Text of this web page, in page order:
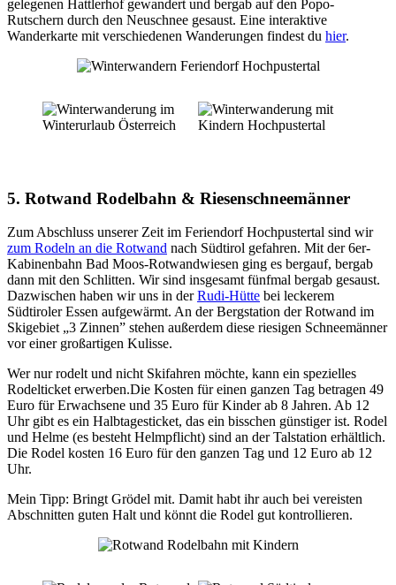
gelegenen Hattlerhof gewandert und bergab auf den Popo-
Rutschern durch den Neuschnee gesaust. Eine interaktive
Wanderkarte mit verschiedenen Wanderungen findest du hier.
5. Rotwand Rodelbahn & Riesenschneemänner
Zum Abschluss unserer Zeit im Feriendorf Hochpustertal sind wir
zum Rodeln an die Rotwand nach Südtirol gefahren. Mit der 6er-
Kabinenbahn Bad Moos-Rotwandwiesen ging es bergauf, bergab
dann mit den Schlitten. Wir sind insgesamt fünfmal bergab gesaust.
Dazwischen haben wir uns in derRudi-Hütte bei leckerem
Südtiroler Essen aufgewärmt. An der Bergstation der Rotwand im
Skigebiet „3 Zinnen” stehen außerdem diese riesigen Schneemänner
vor einer großartigen Kulisse.
Wer nur rodelt und nicht Skifahren möchte, kann ein spezielles
Rodelticket erwerben.Die Kosten für einen ganzen Tag betragen 49
Euro für Erwachsene und 35 Euro für Kinder ab 8 Jahren. Ab 12
Uhr gibt es ein Halbtagesticket, das ein bisschen günstiger ist. Rodel
und Helme (es besteht Helmpflicht) sind an der Talstation erhältlich.
Die Rodel kosten 16 Euro für den ganzen Tag und 12 Euro ab 12
Uhr.
Mein Tipp: Bringt Grödel mit. Damit habt ihr auch bei vereisten
Abschnitten guten Halt und könnt die Rodel gut kontrollieren.